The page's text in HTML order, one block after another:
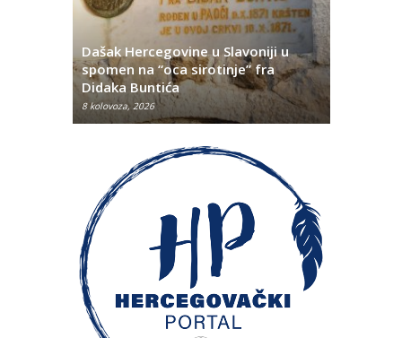
Dašak Hercegovine u Slavoniji u
spomen na “oca sirotinje” fra
Didaka Buntića
8 kolovoza, 2026